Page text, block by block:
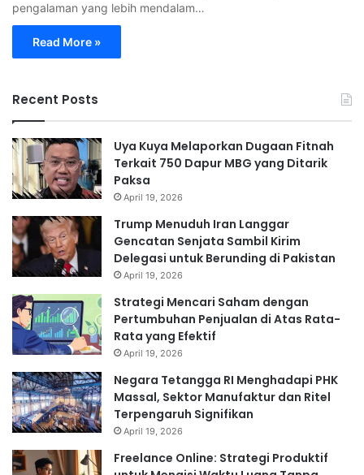
pengalaman yang lebih mendalam…
Read More »
Recent Posts
Uya Kuya Melaporkan Dugaan Fitnah
Terkait 750 Dapur MBG yang Ditarik
Paksa
April 19, 2026
Trump Menuduh Iran Langgar
Gencatan Senjata Sambil Kirim
Delegasi untuk Berunding di Pakistan
April 19, 2026
Strategi Mencari Saham dengan
Pertumbuhan Penjualan di Atas Rata-
Rata yang Efektif
April 19, 2026
Negara Tetangga RI Menghadapi PHK
Massal, Sektor Manufaktur dan Ritel
Terpengaruh Signifikan
April 19, 2026
Freelance Online: Strategi Produktif